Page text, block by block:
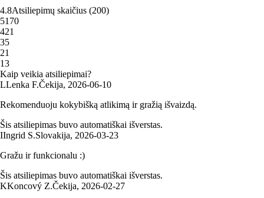
4.8Atsiliepimų skaičius (200)
5170
421
35
21
13
Kaip veikia atsiliepimai?
LLenka F.Čekija, 2026‑06‑10
Rekomenduoju kokybišką atlikimą ir gražią išvaizdą.
Šis atsiliepimas buvo automatiškai išverstas.
IIngrid S.Slovakija, 2026‑03‑23
Gražu ir funkcionalu :)
Šis atsiliepimas buvo automatiškai išverstas.
KKoncový Z.Čekija, 2026‑02‑27